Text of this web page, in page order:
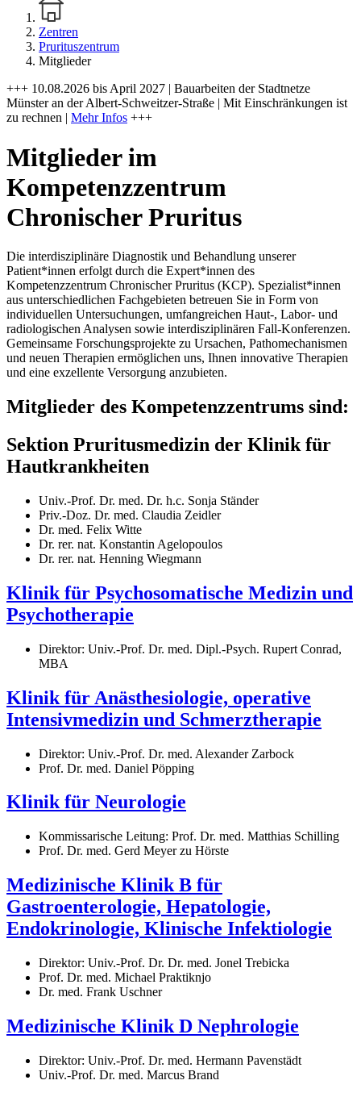
Zentren
Prurituszentrum
Mitglieder
+++ 10.08.2026 bis April 2027 | Bauarbeiten der Stadtnetze
Münster an der Albert-Schweitzer-Straße | Mit Einschränkungen ist
zu rechnen | Mehr Infos +++
Mitglieder im
Kompetenzzentrum
Chronischer Pruritus
Die interdisziplinäre Diagnostik und Behandlung unserer
Patient*innen erfolgt durch die Expert*innen des
Kompetenzzentrum Chronischer Pruritus (KCP). Spezialist*innen
aus unterschiedlichen Fachgebieten betreuen Sie in Form von
individuellen Untersuchungen, umfangreichen Haut-, Labor- und
radiologischen Analysen sowie interdisziplinären Fall-Konferenzen.
Gemeinsame Forschungsprojekte zu Ursachen, Pathomechanismen
und neuen Therapien ermöglichen uns, Ihnen innovative Therapien
und eine exzellente Versorgung anzubieten.
Mitglieder des Kompetenzzentrums sind:
Sektion Pruritusmedizin der Klinik für
Hautkrankheiten
Univ.-Prof. Dr. med. Dr. h.c. Sonja Ständer
Priv.-Doz. Dr. med. Claudia Zeidler
Dr. med. Felix Witte
Dr. rer. nat. Konstantin Agelopoulos
Dr. rer. nat. Henning Wiegmann
Klinik für Psychosomatische Medizin und
Psychotherapie
Direktor: Univ.-Prof. Dr. med. Dipl.-Psych. Rupert Conrad,
MBA
Klinik für Anästhesiologie, operative
Intensivmedizin und Schmerztherapie
Direktor: Univ.-Prof. Dr. med. Alexander Zarbock
Prof. Dr. med. Daniel Pöpping
Klinik für Neurologie
Kommissarische Leitung: Prof. Dr. med. Matthias Schilling
Prof. Dr. med. Gerd Meyer zu Hörste
Medizinische Klinik B für
Gastroenterologie, Hepatologie,
Endokrinologie, Klinische Infektiologie
Direktor: Univ.-Prof. Dr. Dr. med. Jonel Trebicka
Prof. Dr. med. Michael Praktiknjo
Dr. med. Frank Uschner
Medizinische Klinik D Nephrologie
Direktor: Univ.-Prof. Dr. med. Hermann Pavenstädt
Univ.-Prof. Dr. med. Marcus Brand